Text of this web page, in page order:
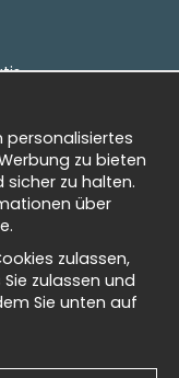
personalisiertes
zu bieten
sicher zu halten.
über
zulassen,
zulassen und
Sie unten auf